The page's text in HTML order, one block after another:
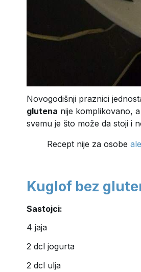
Novogodišnji praznici
glutena nije komplikovano,
svemu je što može da stoji i
Recept nije za osobe
Kuglof bez
Sastojci:
4 jaja
2 dcl jogurta
2 dcl ulja